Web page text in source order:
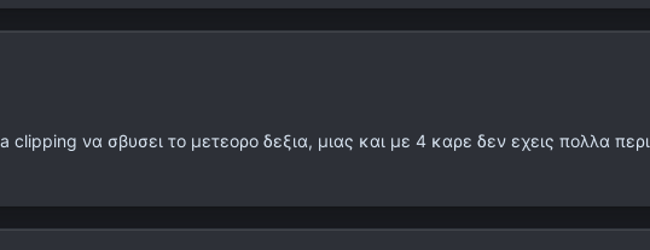
να σβυσει το μετεορο δεξια, μιας και με 4 καρε δεν εχεις πολλα